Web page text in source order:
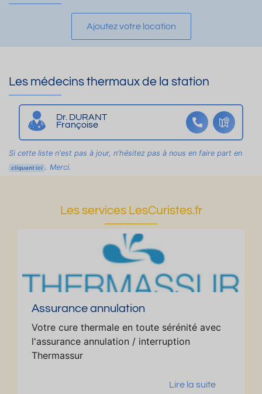
Ajoutez votre location
Les médecins thermaux de la station
Dr. DURANT
Françoise
Si cette liste n'est pas à jour, n'hésitez pas à nous en faire part en
cliquant ici . Merci.
Les services LesCuristes.fr
Assurance annulation
Votre cure thermale en toute sérénité avec
l'assurance annulation / interruption
Thermassur
Lire la suite